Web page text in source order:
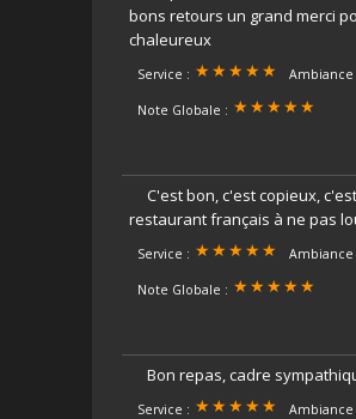
bons retours un grand merci
chaleureux
Service : Ambiance
Note Globale :
C'est bon, c'est copieux,
restaurant français à ne pas
Service : Ambiance
Note Globale :
Bon repas, cadre
Service : Ambiance